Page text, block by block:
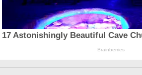
17 Astonishingly Beautiful Cave
Brainberries